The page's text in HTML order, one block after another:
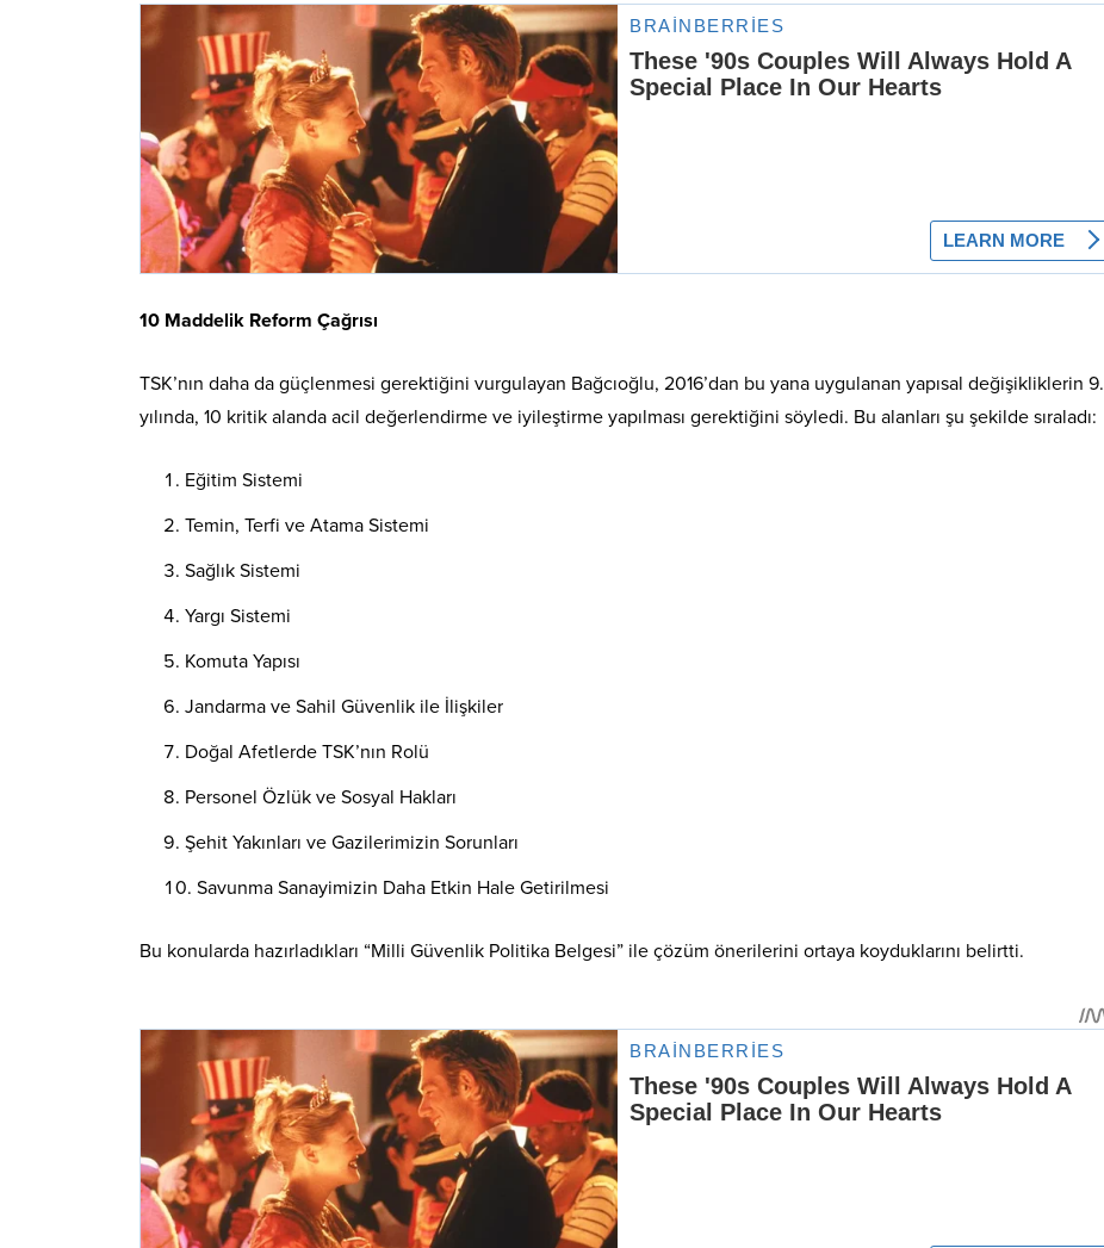
10 Maddelik Reform Çağrısı
TSK’nın daha da güçlenmesi gerektiğini vurgulayan Bağcıoğlu, 2016’dan bu yana uygulanan yapısal değişikliklerin 9.
yılında, 10 kritik alanda acil değerlendirme ve iyileştirme yapılması gerektiğini söyledi. Bu alanları şu şekilde sıraladı:
Eğitim Sistemi
Temin, Terfi ve Atama Sistemi
Sağlık Sistemi
Yargı Sistemi
Komuta Yapısı
Jandarma ve Sahil Güvenlik ile İlişkiler
Doğal Afetlerde TSK’nın Rolü
Personel Özlük ve Sosyal Hakları
Şehit Yakınları ve Gazilerimizin Sorunları
Savunma Sanayimizin Daha Etkin Hale Getirilmesi
Bu konularda hazırladıkları “Milli Güvenlik Politika Belgesi” ile çözüm önerilerini ortaya koyduklarını belirtti.